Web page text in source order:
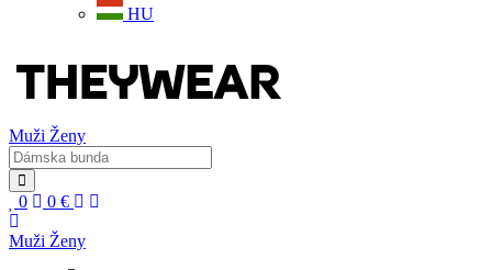
HU
Muži Ženy
0 0 €
Muži Ženy